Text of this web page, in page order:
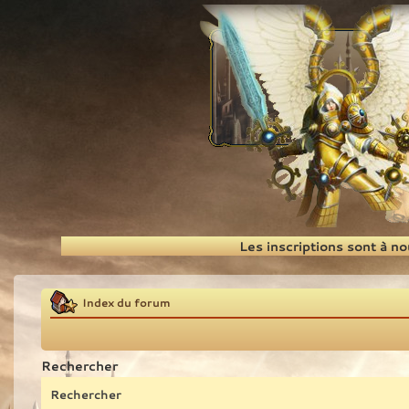
Recherche Les inscriptions sont à
Index du forum
Rechercher
Rechercher